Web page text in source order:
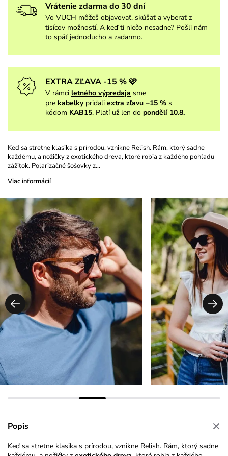
Vrátenie zdarma do 30 dní
Vo VUCH môžeš objavovať, skúšať a vyberať z
tisícov možností. A keď ti niečo nesadne? Pošli nám
to späť jednoducho a zadarmo.
EXTRA ZĽAVA -15 % 🩷
V rámci letného výpredaja sme
pre kabelky pridali extra zľavu −15 % s
kódom KAB15. Platí už len do pondělí 10.8.
Keď sa stretne klasika s prírodou, vznikne Relish. Rám, ktorý sadne
každému, a nožičky z exotického dreva, ktoré robia z každého pohľadu
zážitok. Polarizačné šošovky z…
Viac informácií
Popis
Keď sa stretne klasika s prírodou, vznikne Relish. Rám, ktorý sadne